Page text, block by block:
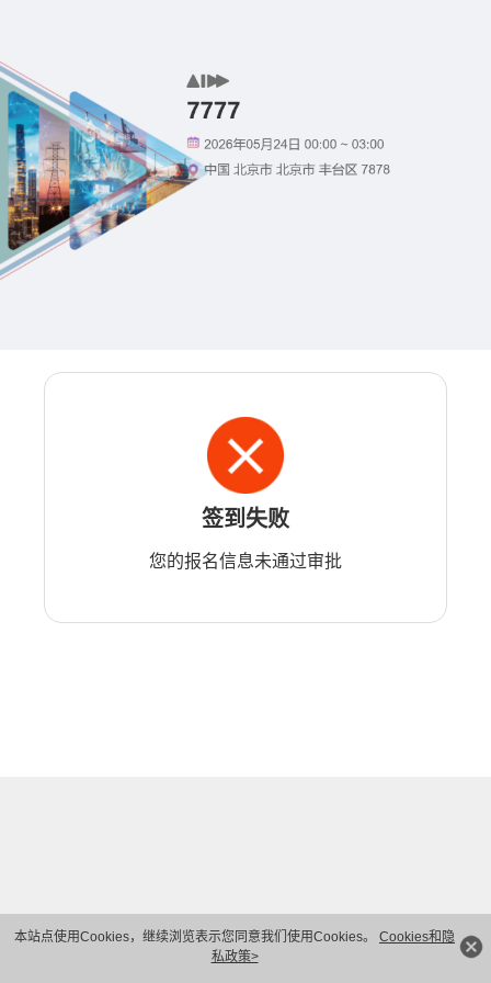
本站点使用Cookies，继续浏览表示您同意我们使用Cookies。 Cookies和隐
私政策>
签到失败
您的报名信息未通过审批